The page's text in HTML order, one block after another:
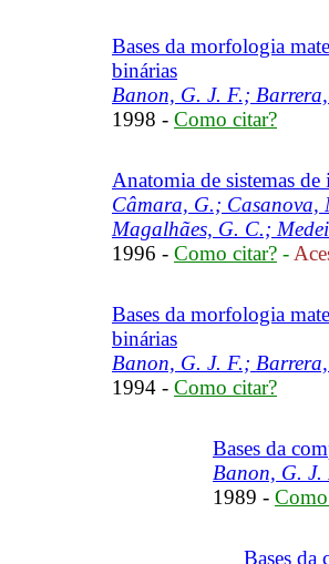
Bases da morfologia
binárias
Banon, G. J. F.;
1998 - Como citar?
Anatomia de sistemas
Câmara, G.; Casanova,
Magalhães, G. C.;
1996 - Como citar? -
Bases da morfologia
binárias
Banon, G. J. F.;
1994 - Como citar?
Bases da
Banon, G. J.
1989 -
Bases da